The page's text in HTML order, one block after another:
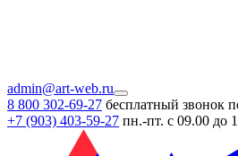
admin@art-web.ru
8 800 302-69-27 бесплатный звонок
+7 (903) 403-59-27 пн.-пт. с 09.00 до